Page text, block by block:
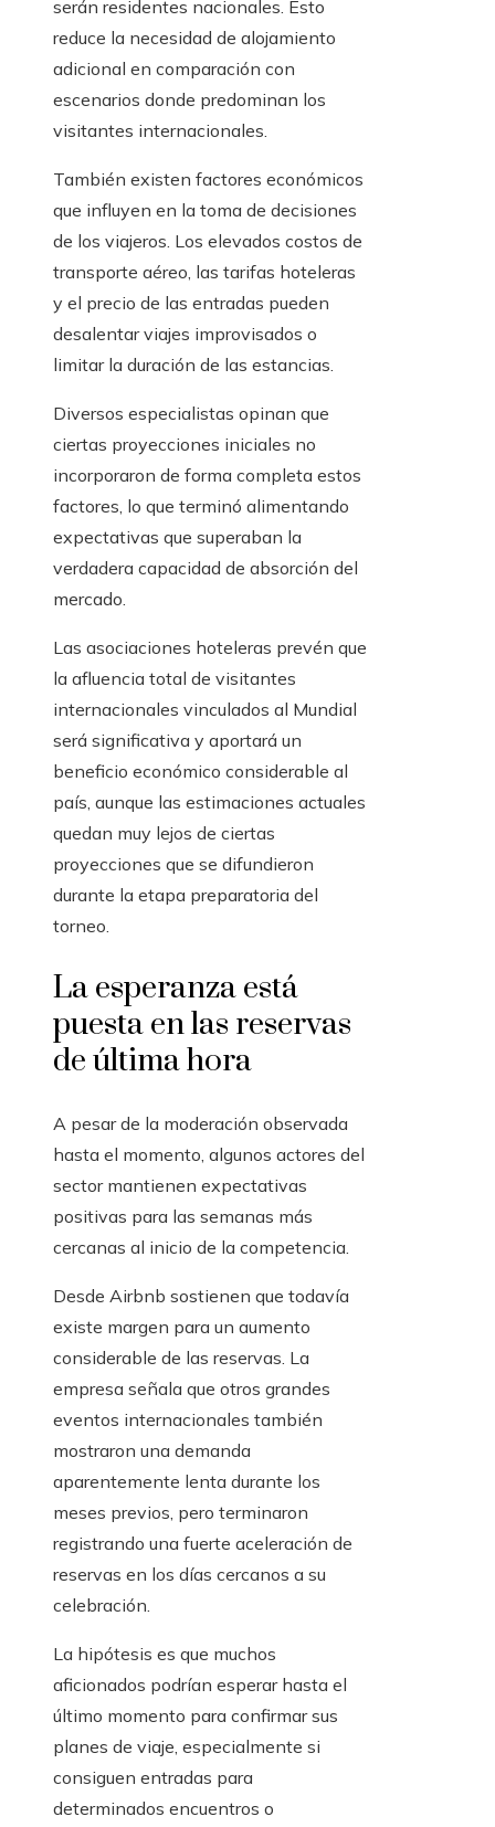
serán residentes nacionales. Esto
reduce la necesidad de alojamiento
adicional en comparación con
escenarios donde predominan los
visitantes internacionales.
También existen factores económicos
que influyen en la toma de decisiones
de los viajeros. Los elevados costos de
transporte aéreo, las tarifas hoteleras
y el precio de las entradas pueden
desalentar viajes improvisados o
limitar la duración de las estancias.
Diversos especialistas opinan que
ciertas proyecciones iniciales no
incorporaron de forma completa estos
factores, lo que terminó alimentando
expectativas que superaban la
verdadera capacidad de absorción del
mercado.
Las asociaciones hoteleras prevén que
la afluencia total de visitantes
internacionales vinculados al Mundial
será significativa y aportará un
beneficio económico considerable al
país, aunque las estimaciones actuales
quedan muy lejos de ciertas
proyecciones que se difundieron
durante la etapa preparatoria del
torneo.
La esperanza está
puesta en las reservas
de última hora
A pesar de la moderación observada
hasta el momento, algunos actores del
sector mantienen expectativas
positivas para las semanas más
cercanas al inicio de la competencia.
Desde Airbnb sostienen que todavía
existe margen para un aumento
considerable de las reservas. La
empresa señala que otros grandes
eventos internacionales también
mostraron una demanda
aparentemente lenta durante los
meses previos, pero terminaron
registrando una fuerte aceleración de
reservas en los días cercanos a su
celebración.
La hipótesis es que muchos
aficionados podrían esperar hasta el
último momento para confirmar sus
planes de viaje, especialmente si
consiguen entradas para
determinados encuentros o